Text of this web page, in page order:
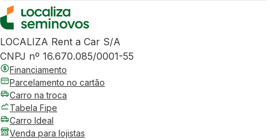
LOCALIZA Rent a Car S/A
CNPJ nº 16.670.085/0001-55
Financiamento
Parcelamento no cartão
Carro na troca
Tabela Fipe
Carro Ideal
Venda para lojistas